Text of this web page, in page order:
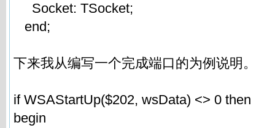
Socket: TSocket;
end;
下来我从编写一个完成端口的为例说明。
if WSAStartUp($202, wsData) <> 0 then
begin